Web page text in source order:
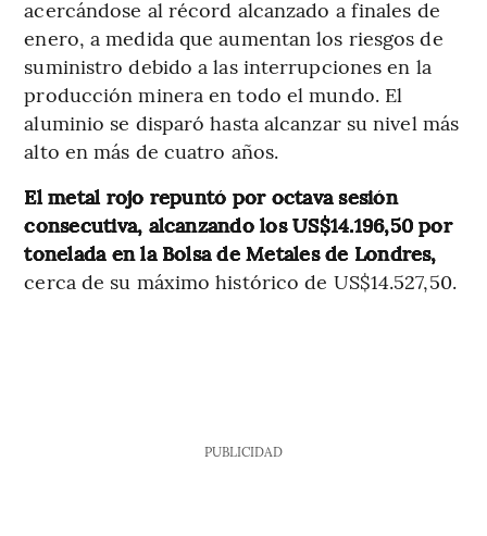
acercándose al récord alcanzado a finales de
enero, a medida que aumentan los riesgos de
suministro debido a las interrupciones en la
producción minera en todo el mundo. El
aluminio se disparó hasta alcanzar su nivel más
alto en más de cuatro años.
El metal rojo repuntó por octava sesión
consecutiva, alcanzando los US$14.196,50 por
tonelada en la Bolsa de Metales de Londres,
cerca de su máximo histórico de US$14.527,50.
PUBLICIDAD